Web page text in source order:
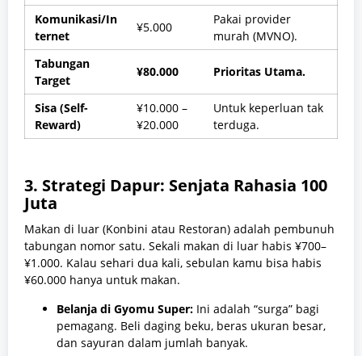
Komunikasi/In
ternet
¥5.000
Pakai provider
murah (MVNO).
Tabungan
Target
¥80.000 Prioritas Utama.
Sisa (Self-
Reward)
¥10.000 –
¥20.000
Untuk keperluan tak
terduga.
3. Strategi Dapur: Senjata Rahasia 100
Juta
Makan di luar (Konbini atau Restoran) adalah pembunuh
tabungan nomor satu. Sekali makan di luar habis ¥700–
¥1.000. Kalau sehari dua kali, sebulan kamu bisa habis
¥60.000 hanya untuk makan.
Belanja di Gyomu Super: Ini adalah “surga” bagi
pemagang. Beli daging beku, beras ukuran besar,
dan sayuran dalam jumlah banyak.